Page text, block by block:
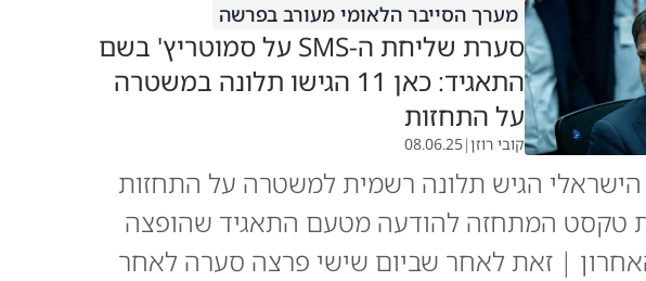
מערך הסייבר הלאומי מעורב בפרשה
סערת שליחת ה-SMS על סמוטריץ' בשם
התאגיד: כאן 11 הגישו תלונה במשטרה
על התחזות
קובי רוזן|
08.06.25
הישראלי הגיש תלונה רשמית למשטרה על התחזות
טקסט המתחזה להודעה מטעם התאגיד שהופצה
| זאת לאחר שביום שישי פרצה סערה לאחר